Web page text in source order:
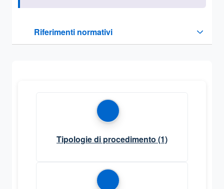
Riferimenti normativi
Sezione compressa
Tipologie di procedimento (1)